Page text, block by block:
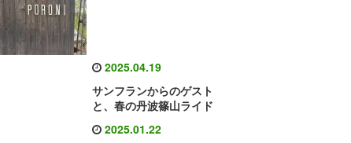
2025.04.19
サンフランからのゲスト
と、春の丹波篠山ライド
2025.01.22